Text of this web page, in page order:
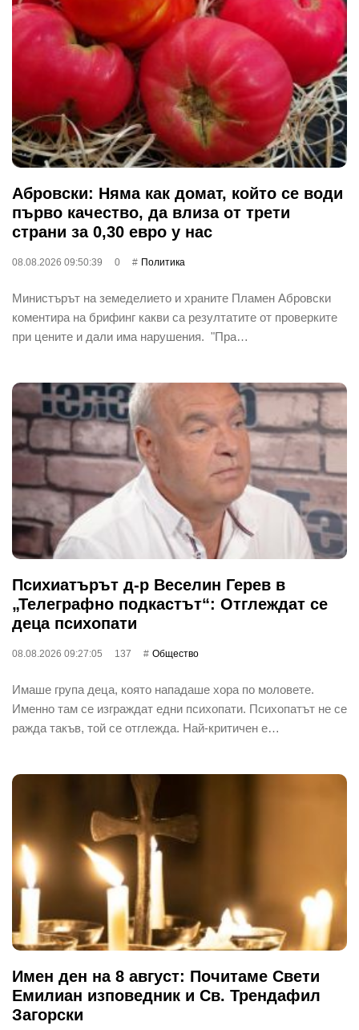
Абровски: Няма как домат, който се води
първо качество, да влиза от трети
страни за 0,30 евро у нас
08.08.2026 09:50:39 0 Политика
Министърът на земеделието и храните Пламен Абровски
коментира на брифинг какви са резултатите от проверките
при цените и дали има нарушения. "Пра…
Психиатърът д-р Веселин Герев в
„Телеграфно подкастът“: Отглеждат се
деца психопати
08.08.2026 09:27:05 137 Общество
Имаше група деца, която нападаше хора по моловете.
Именно там се изграждат едни психопати. Психопатът не се
ражда такъв, той се отглежда. Най-критичен е…
Имен ден на 8 август: Почитаме Свети
Емилиан изповедник и Св. Трендафил
Загорски